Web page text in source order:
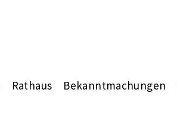
Rathaus Bekanntmachungen